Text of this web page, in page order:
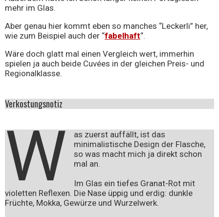
mehr im Glas.
Aber genau hier kommt eben so manches “Leckerli” her,
wie zum Beispiel auch der “fabelhaft“.
Wäre doch glatt mal einen Vergleich wert, immerhin
spielen ja auch beide Cuvées in der gleichen Preis- und
Regionalklasse.
Verkostungsnotiz
W
as zuerst auffällt, ist das
minimalistische Design der Flasche,
so was macht mich ja direkt schon
mal an.
Im Glas ein tiefes Granat-Rot mit
violetten Reflexen. Die Nase üppig und erdig: dunkle
Früchte, Mokka, Gewürze und Wurzelwerk.